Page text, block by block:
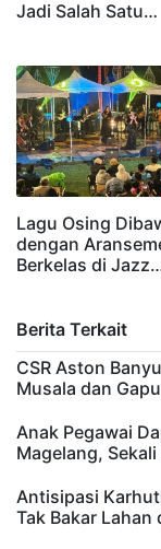
Jadi Salah Satu…
Lagu Osing
dengan
Berkelas di
Berita Terkait
CSR Aston
Musala dan
Anak Pegawai
Magelang,
Antisipasi
Tak Bakar